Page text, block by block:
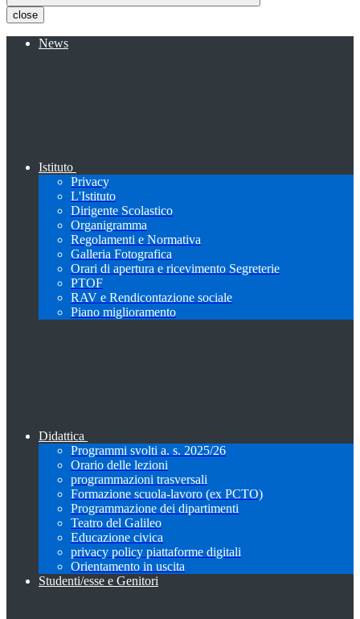
close
News
Istituto
Privacy
L'Istituto
Dirigente Scolastico
Organigramma
Regolamenti e Normativa
Galleria Fotografica
Orari di apertura e ricevimento Segreterie
PTOF
RAV e Rendicontazione sociale
Piano miglioramento
Didattica
Programmi svolti a. s. 2025/26
Orario delle lezioni
programmazioni trasversali
Formazione scuola-lavoro (ex PCTO)
Programmazione dei dipartimenti
Teatro del Galileo
Educazione civica
privacy policy piattaforme digitali
Orientamento in uscita
Studenti/esse e Genitori